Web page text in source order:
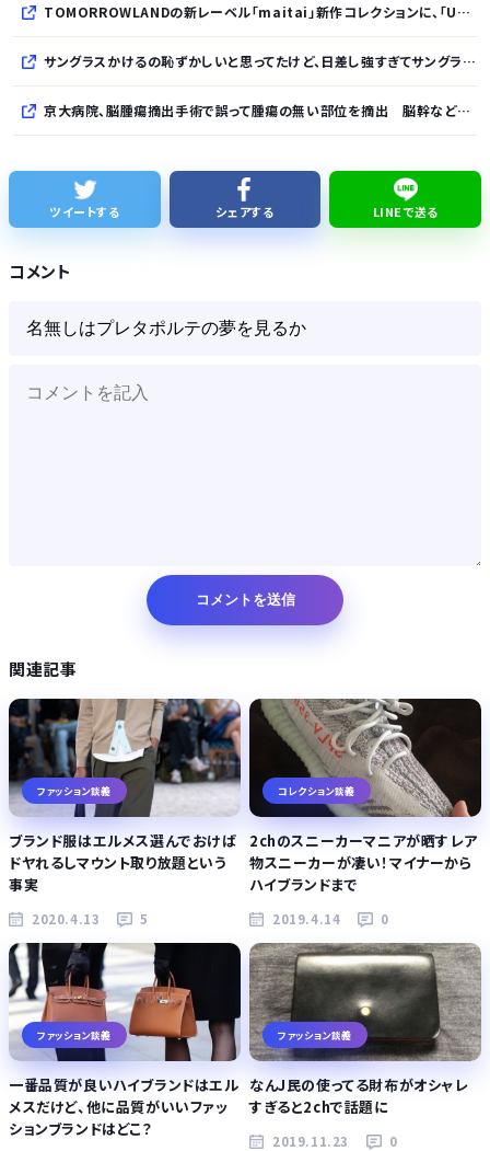
TOMORROWLANDの新レーベル「maitai」新作コレクションに、「UNDYED」の素材が採用
サングラスかけるの恥ずかしいと思ってたけど、日差し強すぎてサングラスかけ始めたわ
京大病院、脳腫瘍摘出手術で誤って腫瘍の無い部位を摘出 脳幹など損傷受け植物状態に
ミツオカ、新型スポーツカーのティザー画像「第3弾」を公開！
ツイートする シェアする LINEで送る
コメント
関連記事
ファッション談義
ブランド服はエルメス選んでおけば
ドヤれるしマウント取り放題という
事実
2020.4.13 5
コレクション談義
2chのスニーカーマニアが晒すレア
物スニーカーが凄い！マイナーから
ハイブランドまで
2019.4.14 0
ファッション談義
一番品質が良いハイブランドはエル
メスだけど、他に品質がいいファッ
ションブランドはどこ？
ファッション談義
なんJ民の使ってる財布がオシャレ
すぎると2chで話題に
2019.11.23 0